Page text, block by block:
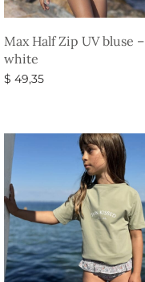
Max Half Zip UV bluse –
white
$ 49,35